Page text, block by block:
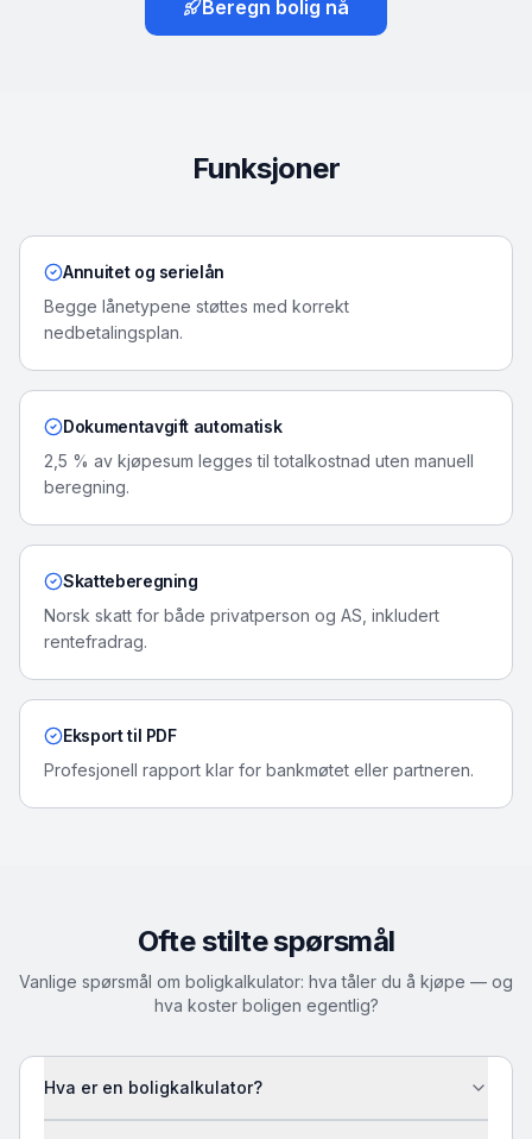
Beregn bolig nå
Funksjoner
Annuitet og serielån
Begge lånetypene støttes med korrekt
nedbetalingsplan.
Dokumentavgift automatisk
2,5 % av kjøpesum legges til totalkostnad uten manuell
beregning.
Skatteberegning
Norsk skatt for både privatperson og AS, inkludert
rentefradrag.
Eksport til PDF
Profesjonell rapport klar for bankmøtet eller partneren.
Ofte stilte spørsmål
Vanlige spørsmål om boligkalkulator: hva tåler du å kjøpe — og
hva koster boligen egentlig?
Hva er en boligkalkulator?